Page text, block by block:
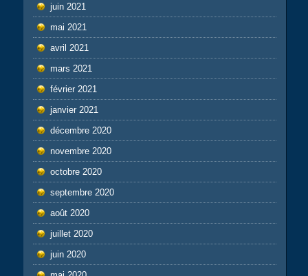
juin 2021
mai 2021
avril 2021
mars 2021
février 2021
janvier 2021
décembre 2020
novembre 2020
octobre 2020
septembre 2020
août 2020
juillet 2020
juin 2020